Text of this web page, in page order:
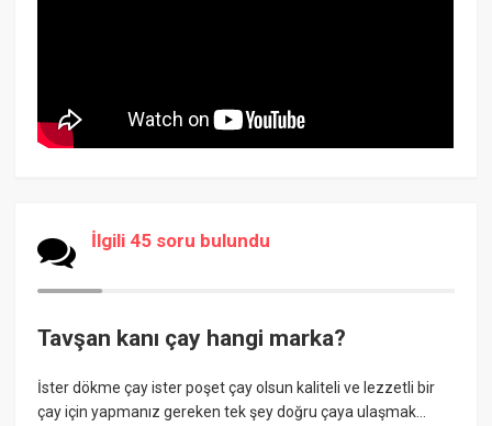
İlgili 45 soru bulundu
Tavşan kanı çay hangi marka?
İster dökme çay ister poşet çay olsun kaliteli ve lezzetli bir
çay için yapmanız gereken tek şey doğru çaya ulaşmak…